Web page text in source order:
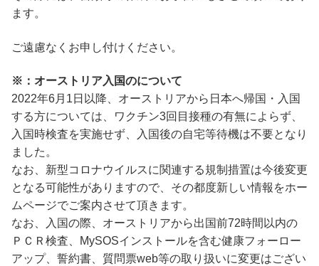
ます。
ご遠慮なくお申し付けください。
※：オーストリア入国のについて
2022年6月1日以降、オーストリアから日本へ帰国・入国
する方については、ワクチン3回目接種の有無によらず、
入国時検査を実施せず、入国後の自宅等待機は不要となり
ました。
なお、新型コロナウイルスに関連する規制措置は今後変更
となる可能性がありますので、その都度新しい情報をホー
ムページでご案内させて頂きます。
なお、入国の際、オーストリアから出国前72時間以内の
ＰＣＲ検査、MySOSインストールを含む健康フォーロー
アップ、誓約書、質問票web等の取り扱いに変更はござい